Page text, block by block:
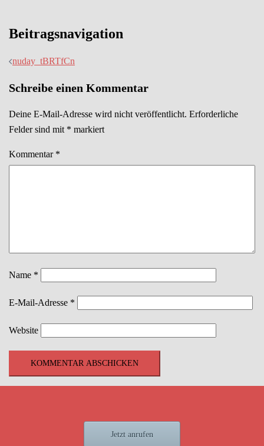
Beitragsnavigation
nuday_tBRTfCn
Schreibe einen Kommentar
Deine E-Mail-Adresse wird nicht veröffentlicht. Erforderliche
Felder sind mit * markiert
Kommentar *
Name *
E-Mail-Adresse *
Website
Jetzt anrufen